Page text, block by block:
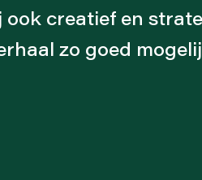
creatief en
zo goed